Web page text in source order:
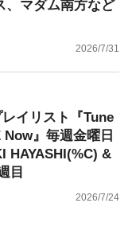
、マダム南方など
2026/7/31
イリスト『Tune
』毎週金曜日
HAYASHI(%C) &
目
2026/7/24